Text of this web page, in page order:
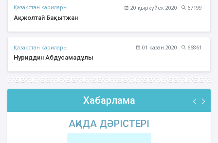
Қазақстан қарилары 20 қыркүйек 2020
67199
Ақжолтай Бақытжан
Қазақстан қарилары 01 қазан 2020
66861
Нуриддин Абдусамадұлы
Хабарлама
АҚИДА ДӘРІСТЕРІ